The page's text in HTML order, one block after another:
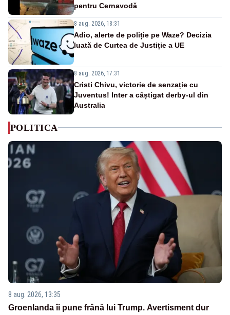
pentru Cernavodă
8 aug. 2026, 18:31
Adio, alerte de poliție pe Waze? Decizia
luată de Curtea de Justiție a UE
8 aug. 2026, 17:31
Cristi Chivu, victorie de senzație cu
Juventus! Inter a câștigat derby-ul din
Australia
POLITICA
8 aug. 2026, 13:35
Groenlanda îi pune frână lui Trump. Avertisment dur